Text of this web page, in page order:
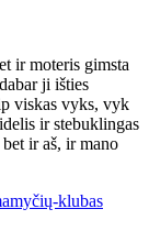
ir moteris gimsta
ji išties
viskas vyks, vyk
ir stebuklingas
ir aš, ir mano
klubas